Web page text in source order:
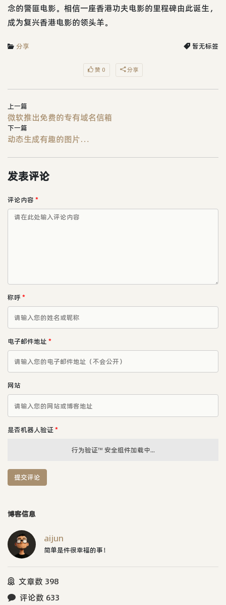
念的警匪电影。相信一座香港功夫电影的里程碑由此诞生，
成为复兴香港电影的领头羊。
分享 暂无标签
赞 0 分享
上一篇
微软推出免费的专有域名信箱
下一篇
动态生成有趣的图片…
发表评论
评论内容 *
称呼*
电子邮件地址 *
网站
是否机器人验证 *
行为验证™ 安全组件加载中...
提交评论
博客信息
aijun
简单是件很幸福的事！
文章数 398
评论数 633